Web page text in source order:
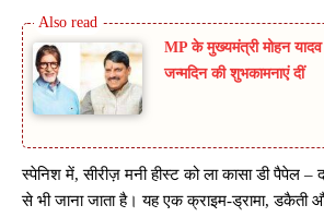
MP के मुख्यमंत्री मोहन
जन्मदिन की शुभकामनाएं दीं
स्पेनिश में, सीरीज़ मनी हीस्ट को ला कासा डी पैपेल
से भी जाना जाता है। यह एक क्राइम-ड्रामा, डकैती